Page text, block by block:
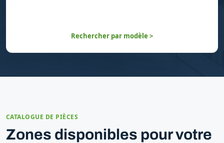
Rechercher par modèle >
CATALOGUE DE PIÈCES
Zones disponibles pour votre